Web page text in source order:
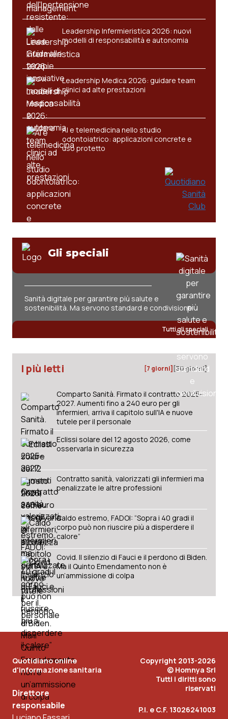
Ulcera & Reflusso
Vaccini
Leadership Infermieristica 2026: nuovi
modelli di responsabilità e autonomia
Leadership Medica 2026: guidare team
clinici ad alte prestazioni
AI e telemedicina nello studio
odontoiatrico: applicazioni concrete e
uso protetto
Gli speciali
Sanità digitale per garantire più salute e
sostenibilità. Ma servono standard e condivisione
Tutti gli speciali
I più letti [7 giorni] [30 giorni]
Comparto Sanità. Firmato il contratto 2025-
2027. Aumenti fino a 240 euro per gli
infermieri, arriva il capitolo sull'IA e nuove
tutele per il personale
Eclissi solare del 12 agosto 2026, come
osservarla in sicurezza
Contratto sanità, valorizzati gli infermieri ma
penalizzate le altre professioni
Caldo estremo, FADOI: “Sopra i 40 gradi il
corpo può non riuscire più a disperdere il
calore”
Covid. Il silenzio di Fauci e il perdono di Biden.
Ma il Quinto Emendamento non è
un’ammissione di colpa
Quotidiano online
d'informazione sanitaria
Direttore
responsabile
Copyright 2013-2026
© Homnya Srl
Tutti i diritti sono
riservati
P.I. e C.F. 13026241003